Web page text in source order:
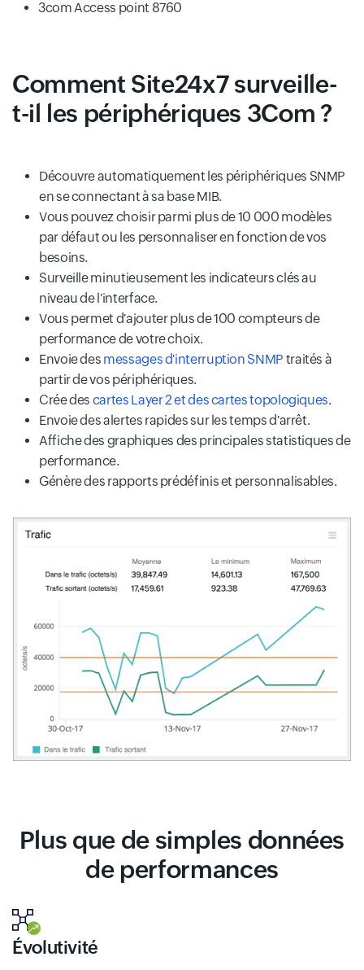
3com Access point 8760
Comment Site24x7 surveille-
t-il les périphériques 3Com ?
Découvre automatiquement les périphériques SNMP
en se connectant à sa base MIB.
Vous pouvez choisir parmi plus de 10 000 modèles
par défaut ou les personnaliser en fonction de vos
besoins.
Surveille minutieusement les indicateurs clés au
niveau de l'interface.
Vous permet d'ajouter plus de 100 compteurs de
performance de votre choix.
Envoie des messages d'interruption SNMP traités à
partir de vos périphériques.
Crée des cartes Layer 2 et des cartes topologiques.
Envoie des alertes rapides sur les temps d'arrêt.
Affiche des graphiques des principales statistiques de
performance.
Génère des rapports prédéfinis et personnalisables.
Plus que de simples données
de performances
Évolutivité